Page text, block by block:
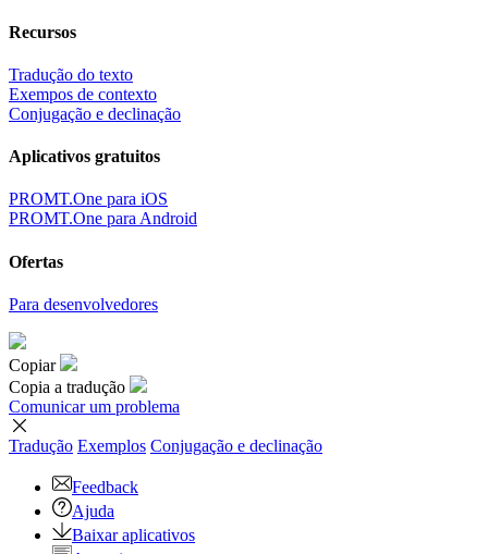
Recursos
Tradução do texto
Exempos de contexto
Conjugação e declinação
Aplicativos gratuitos
PROMT.One para iOS
PROMT.One para Android
Ofertas
Para desenvolvedores
Copiar
Copia a tradução
Comunicar um problema
Tradução Exemplos Conjugação e declinação
Feedback
Ajuda
Baixar aplicativos